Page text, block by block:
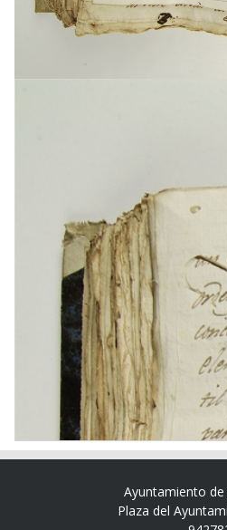
Ayuntamiento
Plaza del